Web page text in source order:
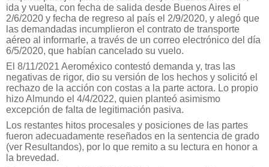
ida y vuelta, con fecha de salida desde Buenos Aires el
2/6/2020 y fecha de regreso al país el 2/9/2020, y alegó que
las demandadas incumplieron el contrato de transporte
aéreo al informarle, a través de un correo electrónico del día
6/5/2020, que habían cancelado su vuelo.
El 8/11/2021 Aeroméxico contestó demanda y, tras las
negativas de rigor, dio su versión de los hechos y solicitó el
rechazo de la acción con costas a la parte actora. Lo propio
hizo Almundo el 4/4/2022, quien planteó asimismo
excepción de falta de legitimación pasiva.
Los restantes hitos procesales y posiciones de las partes
fueron adecuadamente reseñados en la sentencia de grado
(ver Resultandos), por lo que remito a su lectura en honor a
la brevedad.